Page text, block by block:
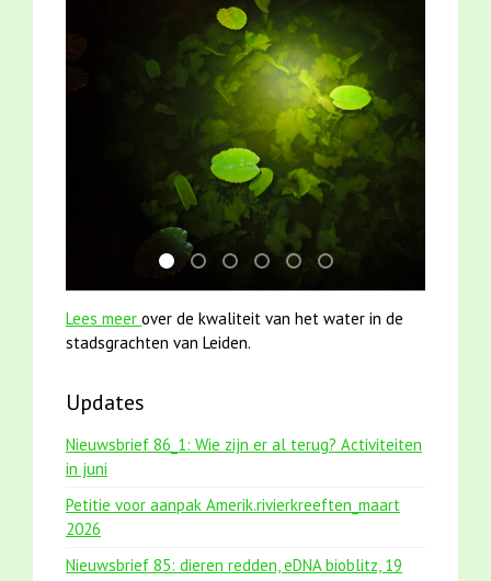
jun2021 zaklv 5 snoekje MOOI
mei2021 1 snoekje elly
smoelenboek fifi en karper
karper met kattenklimtouw
mei2021jun2021 28 brasem
Lees meer over de kwaliteit van het water in de
stadsgrachten van Leiden.
Updates
Nieuwsbrief 86_1: Wie zijn er al terug? Activiteiten
in juni
Petitie voor aanpak Amerik.rivierkreeften_maart
2026
Nieuwsbrief 85: dieren redden, eDNA bioblitz, 19